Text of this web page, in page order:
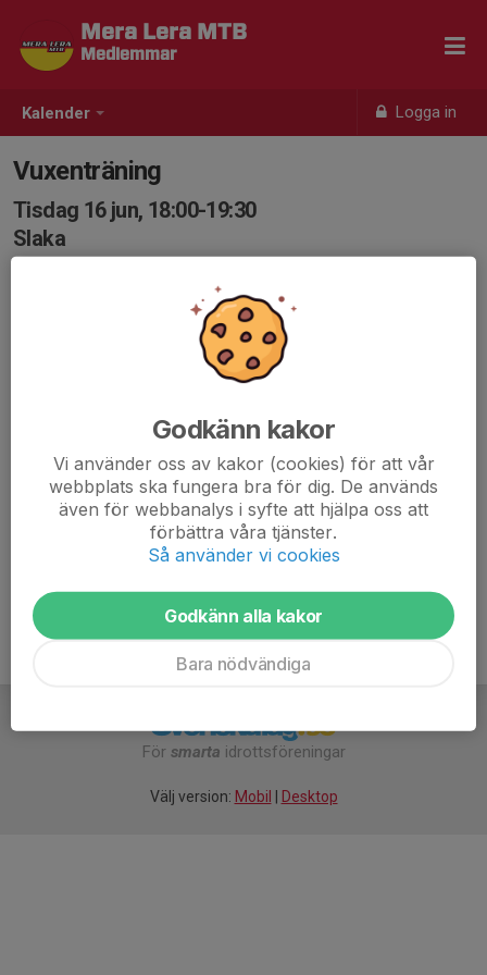
Kalender Logga in
Mera Lera MTB
Medlemmar
Vuxenträning
Tisdag 16 jun, 18:00-19:30
Slaka
Intervaller på korta rundbanor, inte speciellt tekniskt eller
Vuxenträningen består oftast av någon form av
ska passa så många som möjligt.
För smarta idrottsföreningar
Välj version: Mobil Desktop
Godkänn kakor
Vi använder oss av kakor (cookies) för att vår
webbplats ska fungera bra för dig. De används
även för webbanalys i syfte att hjälpa oss att
förbättra våra tjänster.
Så använder vi cookies
Godkänn alla kakor
Bara nödvändiga